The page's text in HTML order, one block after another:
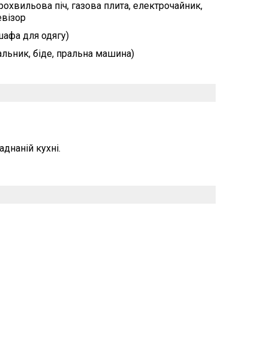
піч, газова плита, електрочайник,
для одягу)
біде, пральна машина)
кухні.